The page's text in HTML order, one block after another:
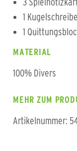
1
1
MATERIAL
100% Divers
MEHR ZUM
Artikelnummer: